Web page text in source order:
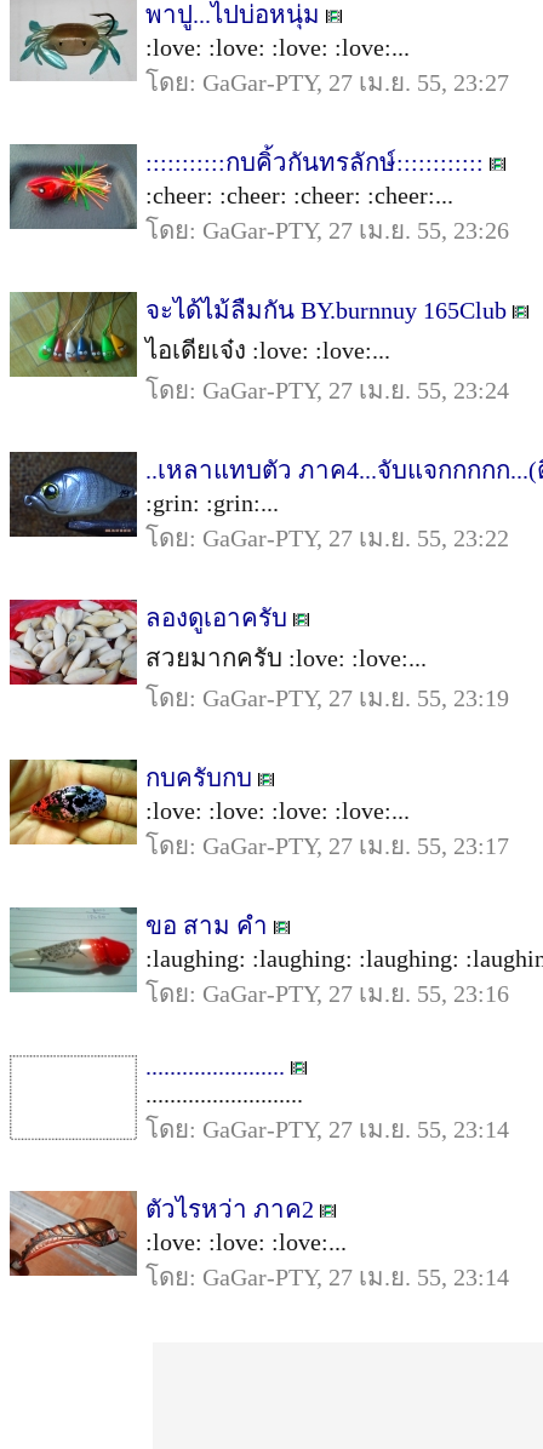
พาปู...ไปบ่อหนุ่ม
:love: :love: :love: :love:...
โดย: GaGar-PTY, 27 เม.ย. 55, 23:27
:::::::::::กบคิ้วกันทรลักษ์::::::::::::
:cheer: :cheer: :cheer: :cheer:...
โดย: GaGar-PTY, 27 เม.ย. 55, 23:26
จะได้ไม้ลืมกัน BY.burnnuy 165Club
ไอเดียเจ๋ง :love: :love:...
โดย: GaGar-PTY, 27 เม.ย. 55, 23:24
..เหลาแทบตัว ภาค4...จับแจกกกกก
:grin: :grin:...
โดย: GaGar-PTY, 27 เม.ย. 55, 23:22
ลองดูเอาครับ
สวยมากครับ :love: :love:...
โดย: GaGar-PTY, 27 เม.ย. 55, 23:19
กบครับกบ
:love: :love: :love: :love:...
โดย: GaGar-PTY, 27 เม.ย. 55, 23:17
ขอ สาม คำ
:laughing: :laughing: :laughing:
โดย: GaGar-PTY, 27 เม.ย. 55, 23:16
.......................
..........................
โดย: GaGar-PTY, 27 เม.ย. 55, 23:14
ตัวไรหว่า ภาค2
:love: :love: :love:...
โดย: GaGar-PTY, 27 เม.ย. 55, 23:14